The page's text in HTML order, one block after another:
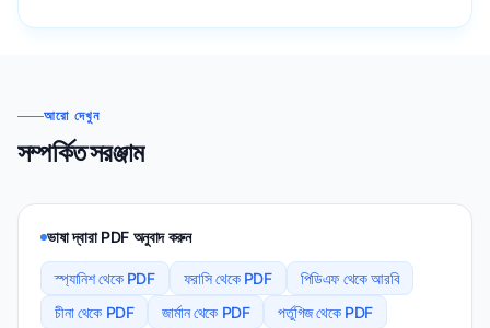
আরো দেখুন
সম্পর্কিত সরঞ্জাম
ভাষা দ্বারা PDF অনুবাদ করুন
স্প্যানিশ থেকে PDF ফরাসি থেকে PDF
পিডিএফ থেকে আরবি
চীনা থেকে PDF
জার্মান থেকে PDF
পর্তুগিজ থেকে PDF